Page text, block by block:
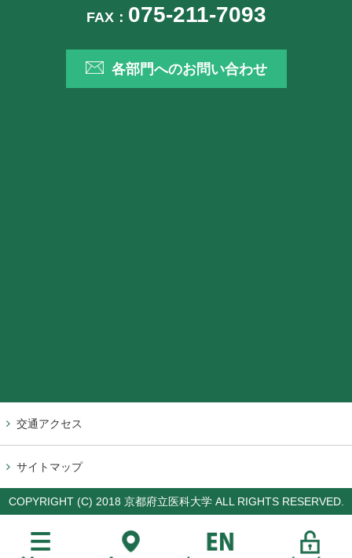
FAX： 075-211-7093
各部門へのお問い合わせ
交通アクセス
サイトマップ
COPYRIGHT (C) 2018 京都府立医科大学 ALL RIGHTS RESERVED.